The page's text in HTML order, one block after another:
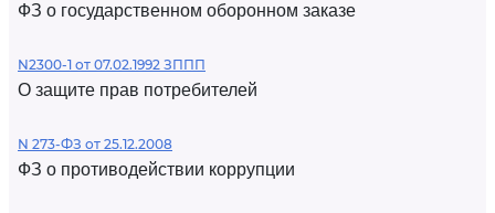
ФЗ о государственном оборонном заказе
N2300-1 от 07.02.1992 ЗППП
О защите прав потребителей
N 273-ФЗ от 25.12.2008
ФЗ о противодействии коррупции